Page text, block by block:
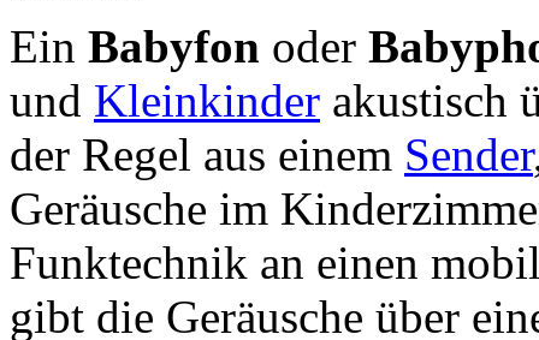
Ein Babyfon oder
und Kleinkinder akustisch
der Regel aus einem Sender
Geräusche im
Funktechnik an einen
gibt die Geräusche über